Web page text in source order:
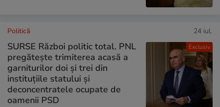
Exclusiv
Politică 24 iul.
SURSE Război politic total. PNL
pregătește trimiterea acasă a
garniturilor doi și trei din
instituțiile statului și
deconcentratele ocupate de
oamenii PSD